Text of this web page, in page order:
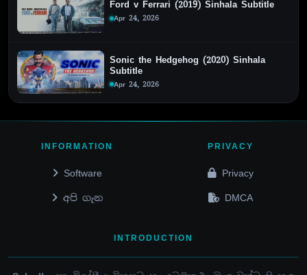
Ford v Ferrari (2019) Sinhala Subtitle
Apr 24, 2026
Sonic the Hedgehog (2020) Sinhala
Subtitle
Apr 24, 2026
INFORMATION
Software
අපි ගැන
PRIVACY
Privacy
DMCA
INTRODUCTION